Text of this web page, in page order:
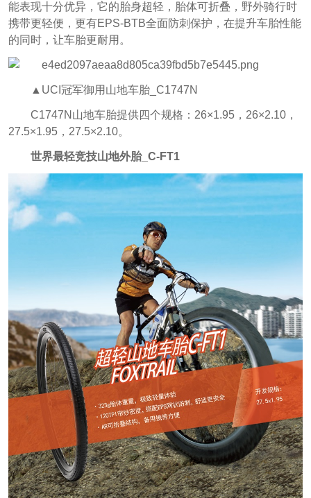
能表现十分优异，它的胎身超轻，胎体可折叠，野外骑行时
携带更轻便，更有EPS-BTB全面防刺保护，在提升车胎性能
的同时，让车胎更耐用。
▲UCI冠军御用山地车胎_C1747N
C1747N山地车胎提供四个规格：26×1.95，26×2.10，
27.5×1.95，27.5×2.10。
世界最轻竞技山地外胎_C-FT1